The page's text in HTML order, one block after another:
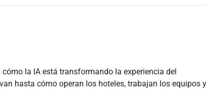
la IA está transformando la experiencia del
hasta cómo operan los hoteles, trabajan los equipos y